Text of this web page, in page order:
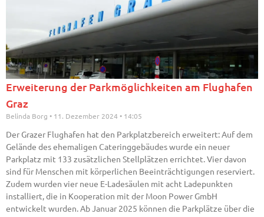
Erweiterung der Parkmöglichkeiten am Flughafen
Graz
Belinda Borg 11. Dezember 2024 14:05
Der Grazer Flughafen hat den Parkplatzbereich erweitert: Auf dem
Gelände des ehemaligen Cateringgebäudes wurde ein neuer
Parkplatz mit 133 zusätzlichen Stellplätzen errichtet. Vier davon
sind für Menschen mit körperlichen Beeinträchtigungen reserviert.
Zudem wurden vier neue E-Ladesäulen mit acht Ladepunkten
installiert, die in Kooperation mit der Moon Power GmbH
entwickelt wurden. Ab Januar 2025 können die Parkplätze über die